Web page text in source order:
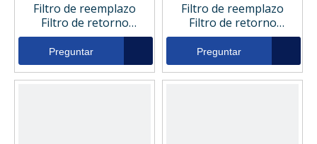
Filtro de reemplazo
Filtro de retorno
hidráulico 050385
Preguntar
Filtro de reemplazo
Filtro de retorno
hidráulico 050382
Preguntar